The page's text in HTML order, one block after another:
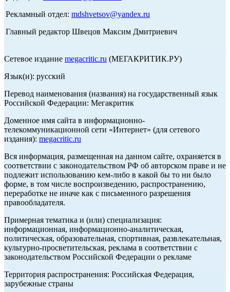
Рекламный отдел: mdshvetsov@yandex.ru
Главный редактор Швецов Максим Дмитриевич
Сетевое издание megacritic.ru (МЕГАКРИТИК.РУ)
Язык(и): русский
Перевод наименования (названия) на государственный язык
Российской Федерации: Мегакритик
Доменное имя сайта в информационно-
телекоммуникационной сети «Интернет» (для сетевого
издания): megacritic.ru
Вся информация, размещенная на данном сайте, охраняется в
соответствии с законодательством РФ об авторском праве и не
подлежит использованию кем-либо в какой бы то ни было
форме, в том числе воспроизведению, распространению,
переработке не иначе как с письменного разрешения
правообладателя.
Примерная тематика и (или) специализация:
информационная, информационно-аналитическая,
политическая, образовательная, спортивная, развлекательная,
культурно-просветительская, реклама в соответствии с
законодательством Российской Федерации о рекламе
Территория распространения: Российская Федерация,
зарубежные страны